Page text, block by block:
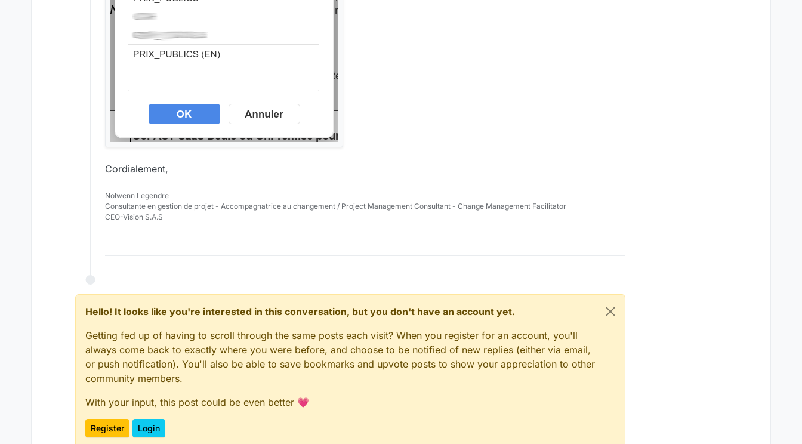
Cordialement,
Nolwenn Legendre
Consultante en gestion de projet - Accompagnatrice au changement / Project Management Consultant - Change Management Facilitator
CEO-Vision S.A.S
Hello! It looks like you're interested in this conversation, but you don't have an account yet.
Getting fed up of having to scroll through the same posts each visit? When you register for an account, you'll
always come back to exactly where you were before, and choose to be notified of new replies (either via email,
or push notification). You'll also be able to save bookmarks and upvote posts to show your appreciation to other
community members.
With your input, this post could be even better 💗
Register Login